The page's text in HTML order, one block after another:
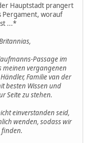
Hauptstadt prangert
Pergament, worauf
...*
Passage im
meinen vergangenen
Familie van der
besten Wissen und
Seite zu stehen.
einverstanden seid,
wenden, sodass wir
finden.